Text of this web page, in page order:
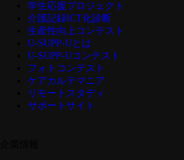
学生応援プロジェクト
介護記録ICT化診断
生産性向上コンテスト
U-SUPP-Uとは
U-SUPP-Uコンテスト
フォトコンテスト
ケアカルテマニア
リモートスタディ
サポートサイト